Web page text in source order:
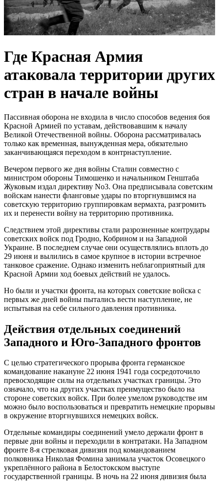
Где Красная Армия
атаковала территории других
стран в начале войны
Пассивная оборона не входила в число способов ведения боя
Красной Армией по уставам, действовавшим к началу
Великой Отечественной войны. Оборона рассматривалась
только как временная, вынужденная мера, обязательно
заканчивающаяся переходом в контрнаступление.
Вечером первого же дня войны Сталин совместно с
министром обороны Тимошенко и начальником Генштаба
Жуковым издал директиву No3. Она предписывала советским
войскам нанести фланговые удары по вторгнувшимся на
советскую территорию группировкам вермахта, разгромить
их и перенести войну на территорию противника.
Следствием этой директивы стали разрозненные контрудары
советских войск под Гродно, Кобрином и на Западной
Украине. В последнем случае они осуществлялись вплоть до
29 июня и вылились в самое крупное в истории встречное
танковое сражение. Однако изменить неблагоприятный для
Красной Армии ход боевых действий не удалось.
Но были и участки фронта, на которых советские войска с
первых же дней войны пытались вести наступление, не
испытывая на себе сильного давления противника.
Действия отдельных соединений
Западного и Юго-Западного фронтов
С целью стратегического прорыва фронта германское
командование накануне 22 июня 1941 года сосредоточило
превосходящие силы на отдельных участках границы. Это
означало, что на других участках преимущество было на
стороне советских войск. При более умелом руководстве им
можно было воспользоваться и превратить немецкие прорывы
в окружение вторгнувшихся немецких войск.
Отдельные командиры соединений умело держали фронт в
первые дни войны и переходили в контратаки. На Западном
фронте 8-я стрелковая дивизия под командованием
полковника Николая Фомина занимала участок Осовецкого
укреплённого района в Белостокском выступе
государственной границы. В ночь на 22 июня дивизия была